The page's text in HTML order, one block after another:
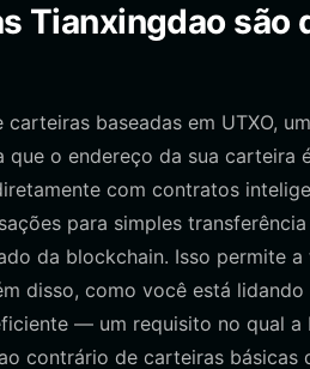
Tianxingdao
baseadas em UTXO,
que o endereço da sua
com contratos
para simples
da blockchain. Isso permite
disso, como você está
— um requisito no qual
contrário de carteiras